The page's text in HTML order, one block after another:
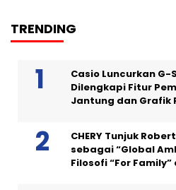
TRENDING
Casio Luncurkan G-
Dilengkapi Fitur
Jantung dan Grafik
CHERY Tunjuk
sebagai “Global
Filosofi “For